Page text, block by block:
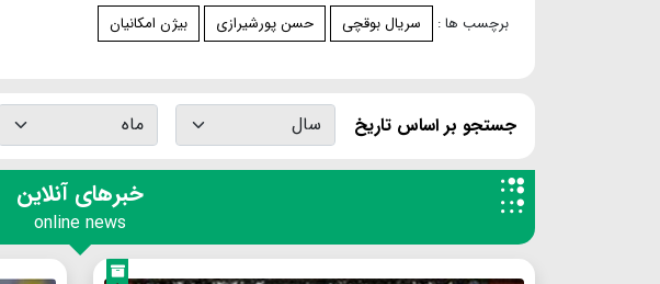
برچسب ها : سریال بوقچی حسن پورشیرازی بیژن امکانیان
جستجو بر اساس تاریخ
خبرهای آنلاین
online news